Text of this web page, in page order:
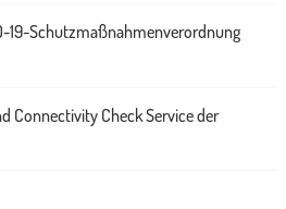
19-Schutzmaßnahmenverordnung
Connectivity Check Service der